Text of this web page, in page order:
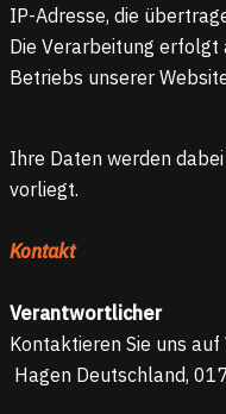
IP-Adresse, die
Die Verarbeitung erfolgt
Betriebs unserer
Ihre Daten werden
vorliegt.
Kontakt
Verantwortlicher
Kontaktieren Sie uns
Hagen Deutschland,